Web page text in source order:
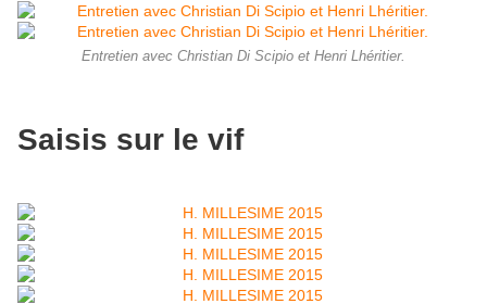
Entretien avec Christian Di Scipio et Henri Lhéritier.
Saisis sur le vif